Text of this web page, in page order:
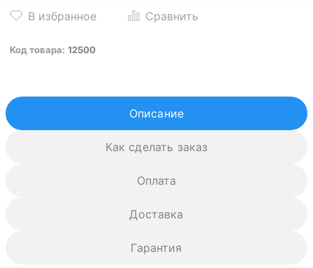
Код товара: 12500
Описание
Как сделать заказ
Оплата
Доставка
Гарантия